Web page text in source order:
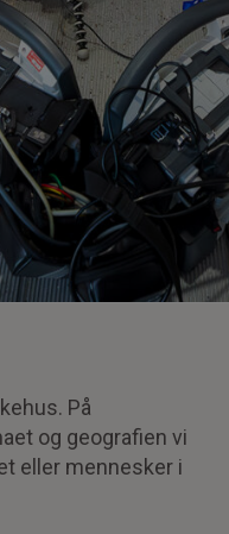
På
og geografien vi
eller mennesker i